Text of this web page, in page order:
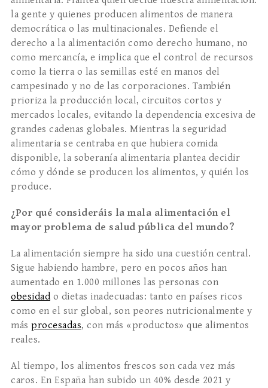
la gente y quienes producen alimentos de manera
democrática o las multinacionales. Defiende el
derecho a la alimentación como derecho humano, no
como mercancía, e implica que el control de recursos
como la tierra o las semillas esté en manos del
campesinado y no de las corporaciones. También
prioriza la producción local, circuitos cortos y
mercados locales, evitando la dependencia excesiva de
grandes cadenas globales. Mientras la seguridad
alimentaria se centraba en que hubiera comida
disponible, la soberanía alimentaria plantea decidir
cómo y dónde se producen los alimentos, y quién los
produce.
¿Por qué consideráis la mala alimentación el
mayor problema de salud pública del mundo?
La alimentación siempre ha sido una cuestión central.
Sigue habiendo hambre, pero en pocos años han
aumentado en 1.000 millones las personas con
obesidad o dietas inadecuadas: tanto en países ricos
como en el sur global, son peores nutricionalmente y
más procesadas, con más «productos» que alimentos
reales.
Al tiempo, los alimentos frescos son cada vez más
caros. En España han subido un 40% desde 2021 y